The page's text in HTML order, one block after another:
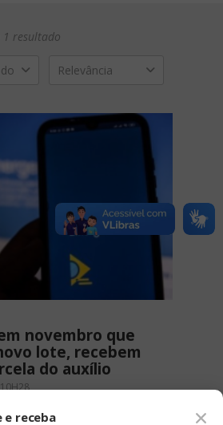
1 resultado
Relevância
novembro que
lote, recebem
do auxílio
e receba